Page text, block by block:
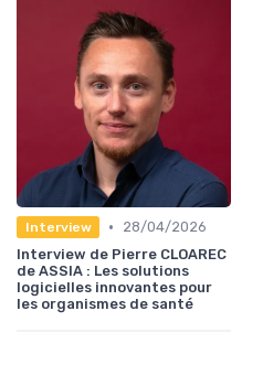
Interview •
28/04/2026
Interview de Pierre CLOAREC
de ASSIA : Les solutions
logicielles innovantes pour
les organismes de santé